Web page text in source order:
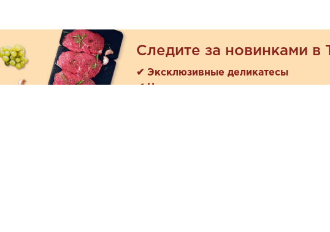
Следите за новинками в
✔ Эксклюзивные деликатесы
✔ Новые поступления